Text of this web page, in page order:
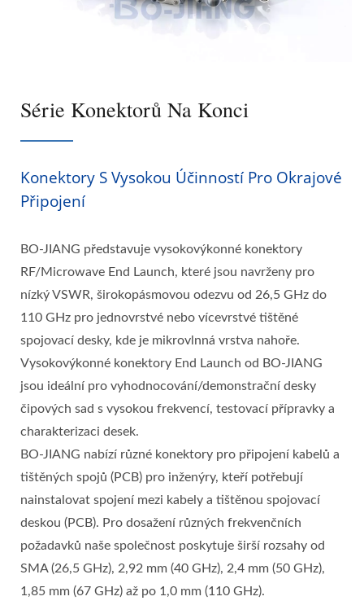
Série Konektorů Na Konci
Konektory S Vysokou Účinností Pro Okrajové
Připojení
BO-JIANG představuje vysokovýkonné konektory
RF/Microwave End Launch, které jsou navrženy pro
nízký VSWR, širokopásmovou odezvu od 26,5 GHz do
110 GHz pro jednovrstvé nebo vícevrstvé tištěné
spojovací desky, kde je mikrovlnná vrstva nahoře.
Vysokovýkonné konektory End Launch od BO-JIANG
jsou ideální pro vyhodnocování/demonstrační desky
čipových sad s vysokou frekvencí, testovací přípravky a
charakterizaci desek.
BO-JIANG nabízí různé konektory pro připojení kabelů a
tištěných spojů (PCB) pro inženýry, kteří potřebují
nainstalovat spojení mezi kabely a tištěnou spojovací
deskou (PCB). Pro dosažení různých frekvenčních
požadavků naše společnost poskytuje širší rozsahy od
SMA (26,5 GHz), 2,92 mm (40 GHz), 2,4 mm (50 GHz),
1,85 mm (67 GHz) až po 1,0 mm (110 GHz).